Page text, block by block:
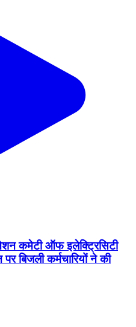
कमेटी ऑफ इलेक्ट्रिसिटी
बिजली कर्मचारियों ने की